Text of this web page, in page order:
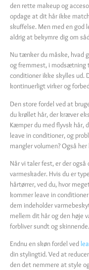
den rette makeup og
opdage at dit hår ikke
skuffelse. Men med en god
aldrig at bekymre dig om
Nu tænker du måske, hvad
og fremmest, i modsætning
conditioner ikke skylles ud.
kontinuerligt virker og
Den store fordel ved at
du krøllet hår, der kræver
Kæmper du med flyvsk hår,
leave in conditioner, og
mangler volumen? Også
Når vi taler fest, er der
varmeskader. Hvis du er
hårtørrer, ved du, hvor
kommer leave in
dem indeholder
mellem dit hår og den høje
forbliver sundt og skinnende.
Endnu en skøn fordel ved
din stylingtid. Ved at
den det nemmere at style